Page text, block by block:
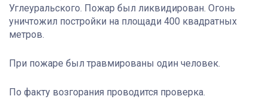
Углеуральского. Пожар был ликвидирован. Огонь
уничтожил постройки на площади 400 квадратных
метров.
При пожаре был травмированы один человек.
По факту возгорания проводится проверка.